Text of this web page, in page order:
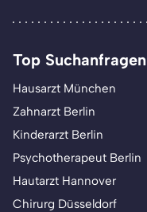
Top Suchanfragen
Hausarzt München
Zahnarzt Berlin
Kinderarzt Berlin
Psychotherapeut Berlin
Hautarzt Hannover
Chirurg Düsseldorf